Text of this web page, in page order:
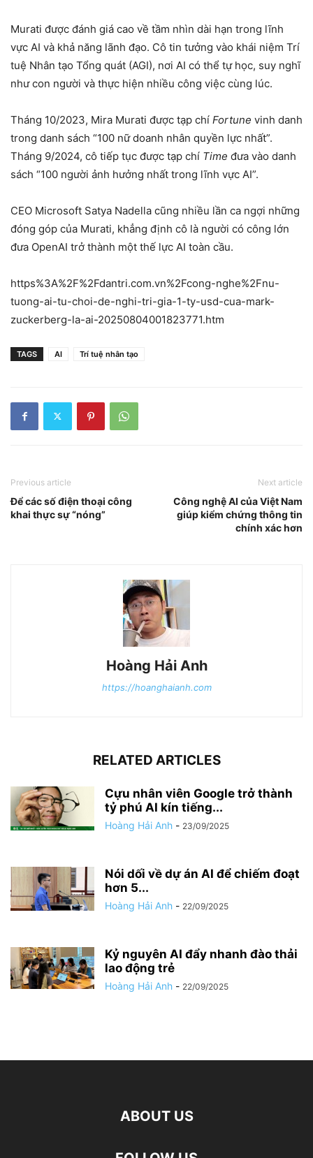
Murati được đánh giá cao về tầm nhìn dài hạn trong lĩnh
vực AI và khả năng lãnh đạo. Cô tin tưởng vào khái niệm Trí
tuệ Nhân tạo Tổng quát (AGI), nơi AI có thể tự học, suy nghĩ
như con người và thực hiện nhiều công việc cùng lúc.
Tháng 10/2023, Mira Murati được tạp chí Fortune vinh danh
trong danh sách “100 nữ doanh nhân quyền lực nhất”.
Tháng 9/2024, cô tiếp tục được tạp chí Time đưa vào danh
sách “100 người ảnh hưởng nhất trong lĩnh vực AI”.
CEO Microsoft Satya Nadella cũng nhiều lần ca ngợi những
đóng góp của Murati, khẳng định cô là người có công lớn
đưa OpenAI trở thành một thế lực AI toàn cầu.
https%3A%2F%2Fdantri.com.vn%2Fcong-nghe%2Fnu-
tuong-ai-tu-choi-de-nghi-tri-gia-1-ty-usd-cua-mark-
zuckerberg-la-ai-20250804001823771.htm
TAGS AI Trí tuệ nhân tạo
Previous article
Để các số điện thoại công
khai thực sự “nóng”
Next article
Công nghệ AI của Việt Nam
giúp kiểm chứng thông tin
chính xác hơn
Hoàng Hải Anh
https://hoanghaianh.com
RELATED ARTICLES
Cựu nhân viên Google trở thành
tỷ phú AI kín tiếng...
Hoàng Hải Anh - 23/09/2025
Nói dối về dự án AI để chiếm đoạt
hơn 5...
Hoàng Hải Anh - 22/09/2025
Kỷ nguyên AI đẩy nhanh đào thải
lao động trẻ
Hoàng Hải Anh - 22/09/2025
ABOUT US